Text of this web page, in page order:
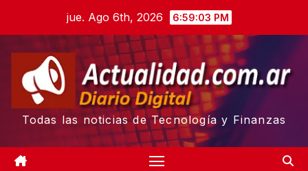
content
jue. Ago 6th, 2026 6:59:04 PM
Todas las noticias de Tecnología y Finanzas